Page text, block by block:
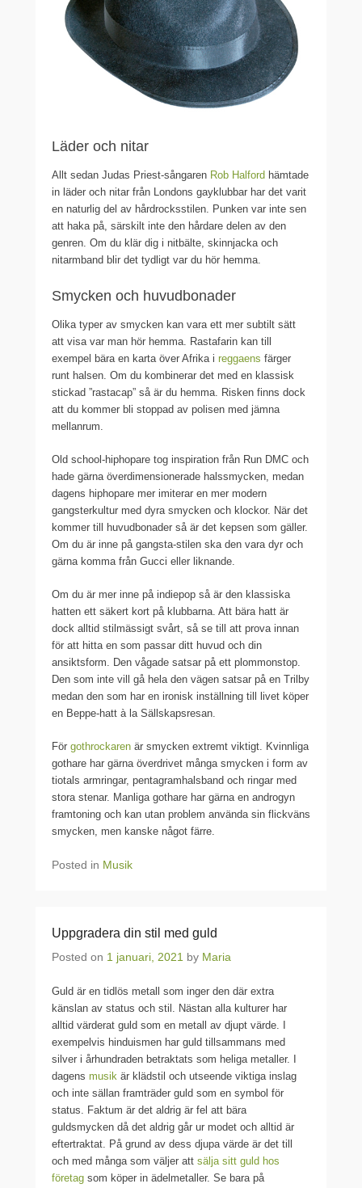
Läder och nitar
Allt sedan Judas Priest-sångaren Rob Halford hämtade
in läder och nitar från Londons gayklubbar har det varit
en naturlig del av hårdrocksstilen. Punken var inte sen
att haka på, särskilt inte den hårdare delen av den
genren. Om du klär dig i nitbälte, skinnjacka och
nitarmband blir det tydligt var du hör hemma.
Smycken och huvudbonader
Olika typer av smycken kan vara ett mer subtilt sätt
att visa var man hör hemma. Rastafarin kan till
exempel bära en karta över Afrika i reggaens färger
runt halsen. Om du kombinerar det med en klassisk
stickad ”rastacap” så är du hemma. Risken finns dock
att du kommer bli stoppad av polisen med jämna
mellanrum.
Old school-hiphopare tog inspiration från Run DMC och
hade gärna överdimensionerade halssmycken, medan
dagens hiphopare mer imiterar en mer modern
gangsterkultur med dyra smycken och klockor. När det
kommer till huvudbonader så är det kepsen som gäller.
Om du är inne på gangsta-stilen ska den vara dyr och
gärna komma från Gucci eller liknande.
Om du är mer inne på indiepop så är den klassiska
hatten ett säkert kort på klubbarna. Att bära hatt är
dock alltid stilmässigt svårt, så se till att prova innan
för att hitta en som passar ditt huvud och din
ansiktsform. Den vågade satsar på ett plommonstop.
Den som inte vill gå hela den vägen satsar på en Trilby
medan den som har en ironisk inställning till livet köper
en Beppe-hatt à la Sällskapsresan.
För gothrockaren är smycken extremt viktigt. Kvinnliga
gothare har gärna överdrivet många smycken i form av
tiotals armringar, pentagramhalsband och ringar med
stora stenar. Manliga gothare har gärna en androgyn
framtoning och kan utan problem använda sin flickväns
smycken, men kanske något färre.
Posted in Musik
Uppgradera din stil med guld
Posted on 1 januari, 2021 by Maria
Guld är en tidlös metall som inger den där extra
känslan av status och stil. Nästan alla kulturer har
alltid värderat guld som en metall av djupt värde. I
exempelvis hinduismen har guld tillsammans med
silver i århundraden betraktats som heliga metaller. I
dagens musik är klädstil och utseende viktiga inslag
och inte sällan framträder guld som en symbol för
status. Faktum är det aldrig är fel att bära
guldsmycken då det aldrig går ur modet och alltid är
eftertraktat. På grund av dess djupa värde är det till
och med många som väljer att sälja sitt guld hos
företag som köper in ädelmetaller. Se bara på